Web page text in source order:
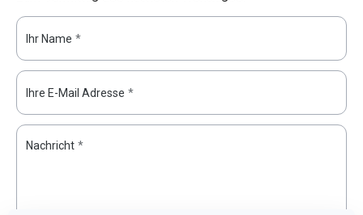
Ihr Name *
Ihre E-Mail Adresse *
Nachricht *